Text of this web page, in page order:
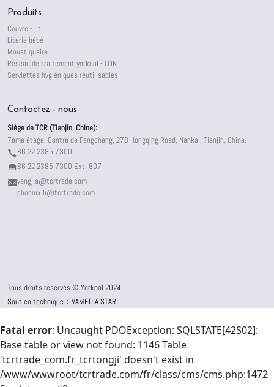
Produits
Couvre - lit
Literie bébé
Moustiquaire
Réseau de traitement yorkool - LLIN
Serviettes hygiéniques réutilisables
Contactez - nous
Siège de TCR (Tianjin, Chine):
7ème étage, Centre de Fengcheng, 278 Hongqing Road, Nankai, Tianjin, Chine.
86 22 2385 7300
86 22 2385 7300 Ext. 807
yangjia@tcrtrade.com
phoenix.li@tcrtrade.com
Tous droits réservés © Yorkool 2024
Soutien technique：VAMEDIA STAR
Fatal error: Uncaught PDOException: SQLSTATE[42S02]:
Base table or view not found: 1146 Table
'tcrtrade_com.fr_tcrtongji' doesn't exist in
/www/wwwroot/tcrtrade.com/fr/class/cms/cms.php:1472